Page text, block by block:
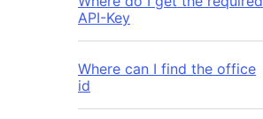
API-Key
Where can I find the office
id